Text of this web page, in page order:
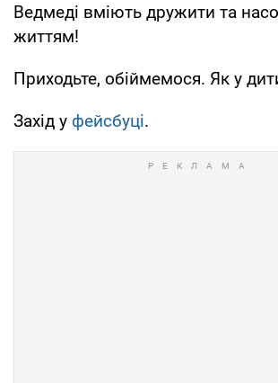
Ведмеді вміють дружити та
життям!
Приходьте, обіймемося. Як у
Захід у фейсбуці.